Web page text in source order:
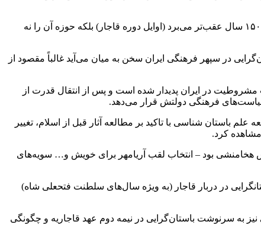
یافته‌های این کتاب که تکیه بر قرائن و مصداق‌های هنری دارد از اساس منظری متفاوت دارد. این یافته‌ها نه تنها پیدایش باستان‌گرایی را حدود ۱۵۰ سال عقب‌تر می‌برد (اوایل دوره قاجار) بلکه حوزه آن را نه
در سپهر فرهنگی ایران سخن به میان می‌آید غالباً مقصود از
مشروطیت در ایران پدیدار شده است و پس از انتقال قدرت از
سیاست‌های فرهنگی دولتش قرار می‌دهد.
باستان شناسی با تاکید بر مطالعه آثار قبل از اسلام، تغییر
کرد.
بود – انتخاب لقب آریامهر برای خویش و… سویه‌های
در دربار قاجار (به ویژه سال‌های سلطنت فتحعلی شاه)
به سرنوشت باستان‌گرایی در نیمه دوم عهد قاجاریه و چگونگی